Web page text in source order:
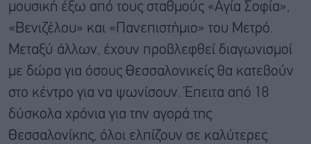
μουσική έξω από τους σταθμούς «Αγία Σοφία»,
«Βενιζέλου» και «Πανεπιστήμιο» του Μετρό.
Μεταξύ άλλων, έχουν προβλεφθεί διαγωνισμοί
με δώρα για όσους Θεσσαλονικείς θα κατεβούν
στο κέντρο για να ψωνίσουν. Έπειτα από 18
δύσκολα χρόνια για την αγορά της
Θεσσαλονίκης, όλοι ελπίζουν σε καλύτερες